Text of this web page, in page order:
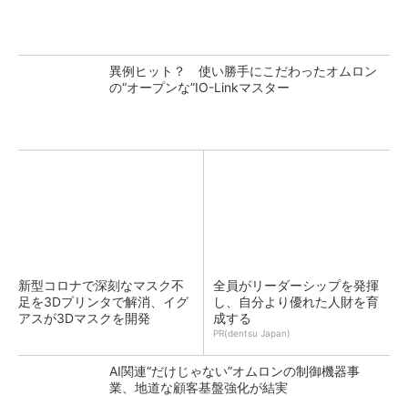
異例ヒット？ 使い勝手にこだわったオムロン
の“オープンな”IO-Linkマスター
新型コロナで深刻なマスク不
足を3Dプリンタで解消、イグ
アスが3Dマスクを開発
全員がリーダーシップを発揮
し、自分より優れた人財を育
成する
PR(dentsu Japan)
AI関連“だけじゃない”オムロンの制御機器事
業、地道な顧客基盤強化が結実